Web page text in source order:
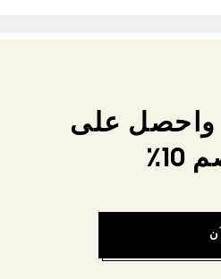
واحصل على